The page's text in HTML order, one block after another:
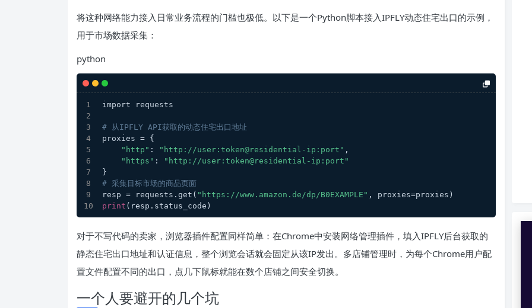
将这种网络能力接入日常业务流程的门槛也极低。以下是一个Python脚本接入IPFLY动态住宅出口的示例，
用于市场数据采集：
python
import requests
# 从IPFLY API获取的动态住宅出口地址
proxies = {
"http" : "http://user:token@residential-ip:port" ,
"https" :
"http://user:token@residential-ip:port"
}
# 采集目标市场的商品页面
resp = requests.get( "https://www.amazon.de/dp/B0EXAMPLE" , proxies=proxies)
print (resp.status_code)
对于不写代码的卖家，浏览器插件配置同样简单：在Chrome中安装网络管理插件，填入IPFLY后台获取的
静态住宅出口地址和认证信息，整个浏览会话就会固定从该IP发出。多店铺管理时，为每个Chrome用户配
置文件配置不同的出口，点几下鼠标就能在数个店铺之间安全切换。
一个人要避开的几个坑